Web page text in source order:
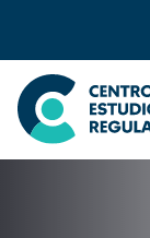
Seleccione país